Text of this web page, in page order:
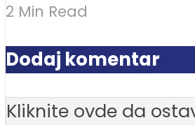
2 Min Read
Dodaj komentar
Kliknite ovde da